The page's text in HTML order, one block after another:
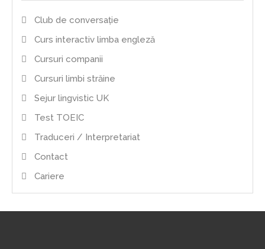
Club de conversație
Curs interactiv limba engleză
Cursuri companii
Cursuri limbi străine
Sejur lingvistic UK
Test TOEIC
Traduceri / Interpretariat
Contact
Cariere